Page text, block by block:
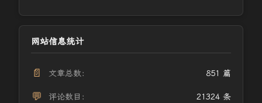
网站信息统计
📄 文章总数： 851 篇
💬 评论数目： 21324 条